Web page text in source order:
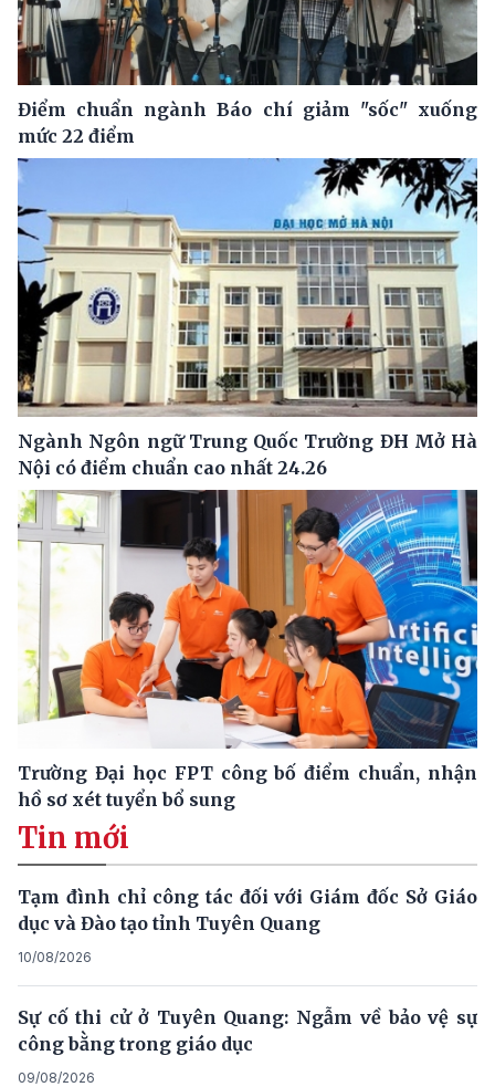
Điểm chuẩn ngành Báo chí giảm "sốc" xuống
mức 22 điểm
Ngành Ngôn ngữ Trung Quốc Trường ĐH Mở Hà
Nội có điểm chuẩn cao nhất 24.26
Trường Đại học FPT công bố điểm chuẩn, nhận
hồ sơ xét tuyển bổ sung
Tin mới
Tạm đình chỉ công tác đối với Giám đốc Sở Giáo
dục và Đào tạo tỉnh Tuyên Quang
10/08/2026
Sự cố thi cử ở Tuyên Quang: Ngẫm về bảo vệ sự
công bằng trong giáo dục
09/08/2026